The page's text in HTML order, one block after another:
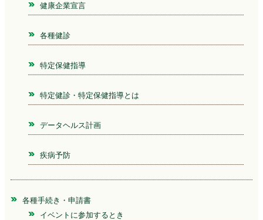
健康企業宣言
各種健診
特定保健指導
特定健診・特定保健指導とは
データヘルス計画
疾病予防
各種手続き・申請書
イベントに参加するとき